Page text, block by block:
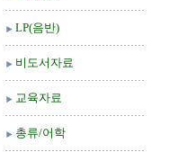
LP(음반)
비도서자료
교육자료
총류/어학